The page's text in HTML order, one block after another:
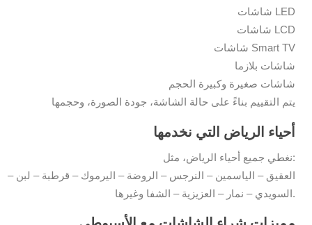
شاشات LED
شاشات LCD
شاشات Smart TV
شاشات بلازما
شاشات صغيرة وكبيرة الحجم
يتم التقييم بناءً على حالة الشاشة، جودة الصورة، وحجمها
أحياء الرياض التي نخدمها
نغطي جميع أحياء الرياض، مثل:
العقيق – الياسمين – النرجس – الروضة – اليرموك – قرطبة – لبن –
السويدي – نمار – العزيزية – الشفا وغيرها.